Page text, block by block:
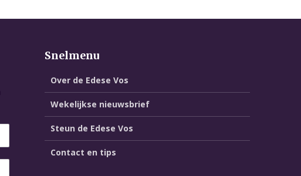
Snelmenu
Over de Edese Vos
Wekelijkse nieuwsbrief
Steun de Edese Vos
Contact en tips